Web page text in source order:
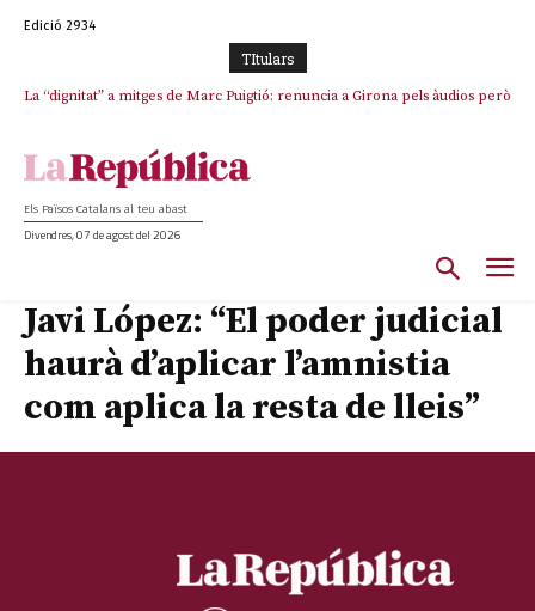
Edició 2934
TItulars
La “dignitat” a mitges de Marc Puigtió: renuncia a Girona pels àudios però
Junts exigeix que Catalunya quedi “fora” del repartiment dels menors
Els Països Catalans al teu abast
Divendres, 07 de agost del 2026
Javi López: “El poder judicial
haurà d’aplicar l’amnistia
com aplica la resta de lleis”